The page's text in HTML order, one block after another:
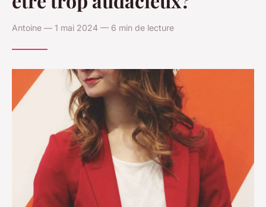
Antoine — 1 mai 2024 — 6 min de lecture